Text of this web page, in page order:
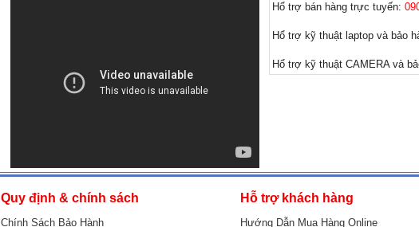
Hổ trợ bán hàng trực tuyến:
Hổ trợ kỹ thuật laptop và bảo
Hổ trợ kỹ thuật CAMERA và
Quy định & chính sách
Chính Sách Bảo Hành
Hỗ trợ khách hàng
Hướng Dẫn Mua Hàng Online